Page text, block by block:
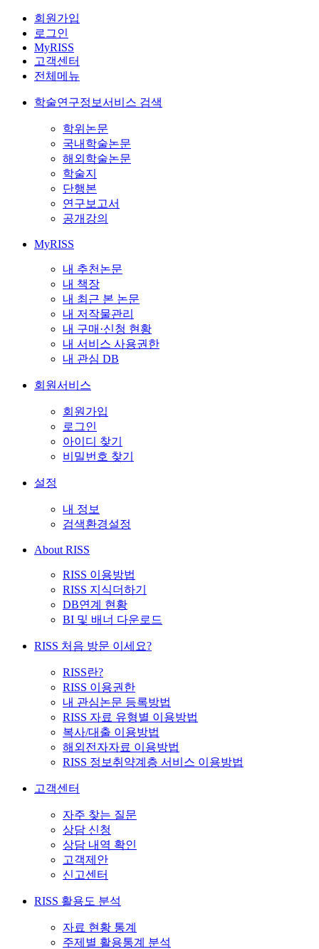
회원가입
로그인
MyRISS
고객센터
전체메뉴
학술연구정보서비스 검색
학위논문
국내학술논문
해외학술논문
학술지
단행본
연구보고서
공개강의
MyRISS
내 추천논문
내 책장
내 최근 본 논문
내 저작물관리
내 구매·신청 현황
내 서비스 사용권한
내 관심 DB
회원서비스
회원가입
로그인
아이디 찾기
비밀번호 찾기
설정
내 정보
검색환경설정
About RISS
RISS 이용방법
RISS 지식더하기
DB연계 현황
BI 및 배너 다운로드
RISS 처음 방문 이세요?
RISS란?
RISS 이용권한
내 관심논문 등록방법
RISS 자료 유형별 이용방법
복사/대출 이용방법
해외전자자료 이용방법
RISS 정보취약계층 서비스 이용방법
고객센터
자주 찾는 질문
상담 신청
상담 내역 확인
고객제안
신고센터
RISS 활용도 분석
자료 현황 통계
주제별 활용통계 분석